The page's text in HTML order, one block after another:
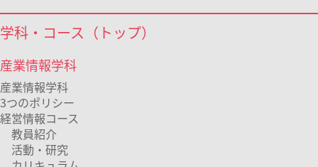
学科・コース（トップ）
産業情報学科
産業情報学科
3つのポリシー
経営情報コース
教員紹介
活動・研究